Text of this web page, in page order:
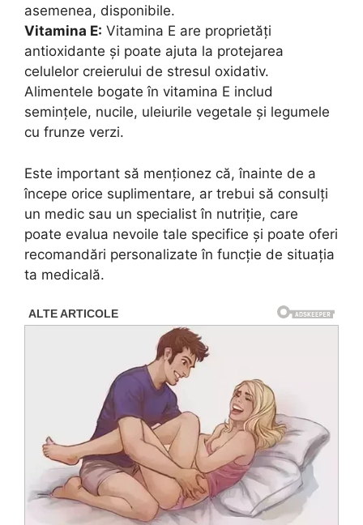
asemenea, disponibile.
Vitamina E: Vitamina E are proprietăți
antioxidante și poate ajuta la protejarea
celulelor creierului de stresul oxidativ.
Alimentele bogate în vitamina E includ
semințele, nucile, uleiurile vegetale și legumele
cu frunze verzi.
Este important să menționez că, înainte de a
începe orice suplimentare, ar trebui să consulți
un medic sau un specialist în nutriție, care
poate evalua nevoile tale specifice și poate oferi
recomandări personalizate în funcție de situația
ta medicală.